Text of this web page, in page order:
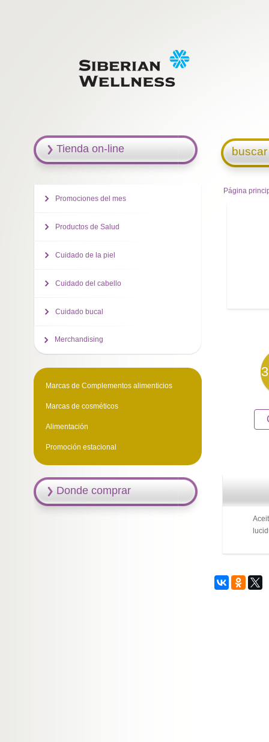
Página
Tienda on-line
Promociones del mes
Productos de Salud
Cuidado de la piel
Cuidado del cabello
Cuidado bucal
Merchandising
Marcas de Complementos alimenticios
Marcas de cosméticos
Alimentación
Promoción estacional
Donde comprar